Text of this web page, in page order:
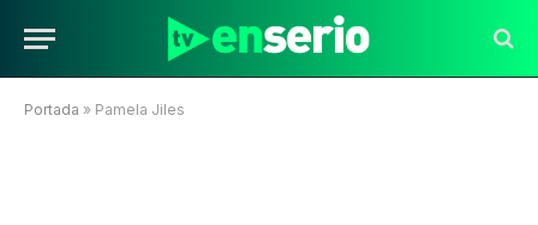
Portada » Pamela Jiles